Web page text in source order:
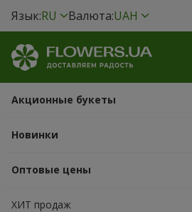
Язык:RU Валюта:UAH
Акционные букеты
Новинки
Оптовые цены
ХИТ продаж